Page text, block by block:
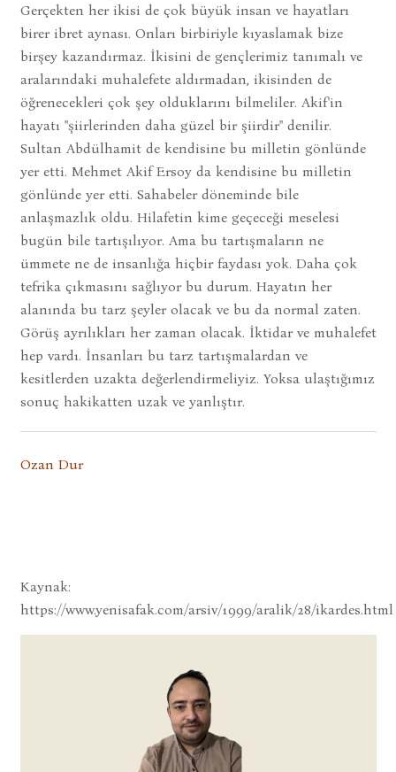
Gerçekten her ikisi de çok büyük insan ve hayatları
birer ibret aynası. Onları birbiriyle kıyaslamak bize
birşey kazandırmaz. İkisini de gençlerimiz tanımalı ve
aralarındaki muhalefete aldırmadan, ikisinden de
öğrenecekleri çok şey olduklarını bilmeliler. Akif'in
hayatı "şiirlerinden daha güzel bir şiirdir" denilir.
Sultan Abdülhamit de kendisine bu milletin gönlünde
yer etti. Mehmet Akif Ersoy da kendisine bu milletin
gönlünde yer etti. Sahabeler döneminde bile
anlaşmazlık oldu. Hilafetin kime geçeceği meselesi
bugün bile tartışılıyor. Ama bu tartışmaların ne
ümmete ne de insanlığa hiçbir faydası yok. Daha çok
tefrika çıkmasını sağlıyor bu durum. Hayatın her
alanında bu tarz şeyler olacak ve bu da normal zaten.
Görüş ayrılıkları her zaman olacak. İktidar ve muhalefet
hep vardı. İnsanları bu tarz tartışmalardan ve
kesitlerden uzakta değerlendirmeliyiz. Yoksa ulaştığımız
sonuç hakikatten uzak ve yanlıştır.
Ozan Dur
Kaynak:
https://www.yenisafak.com/arsiv/1999/aralik/28/ikardes.html